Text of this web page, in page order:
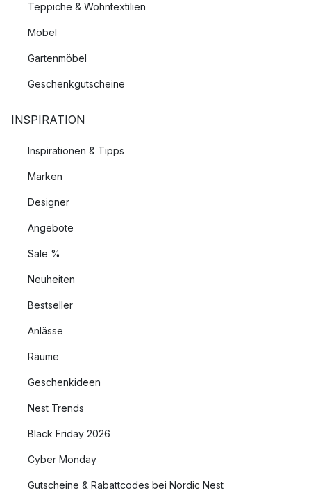
Teppiche & Wohntextilien
Möbel
Gartenmöbel
Geschenkgutscheine
INSPIRATION
Inspirationen & Tipps
Marken
Designer
Angebote
Sale %
Neuheiten
Bestseller
Anlässe
Räume
Geschenkideen
Nest Trends
Black Friday 2026
Cyber Monday
Gutscheine & Rabattcodes bei Nordic Nest